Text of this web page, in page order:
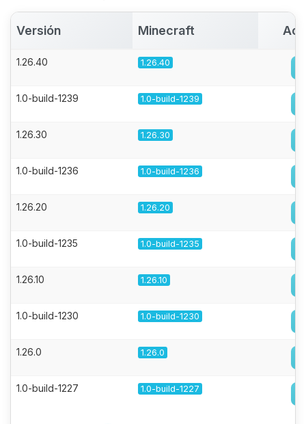
Versión Minecraft
1.26.40 1.26.40
1.0-build-1239 1.0-build-1239
1.26.30 1.26.30
1.0-build-1236 1.0-build-1236
1.26.20 1.26.20
1.0-build-1235 1.0-build-1235
1.26.10 1.26.10
1.0-build-1230 1.0-build-1230
1.26.0 1.26.0
1.0-build-1227 1.0-build-1227